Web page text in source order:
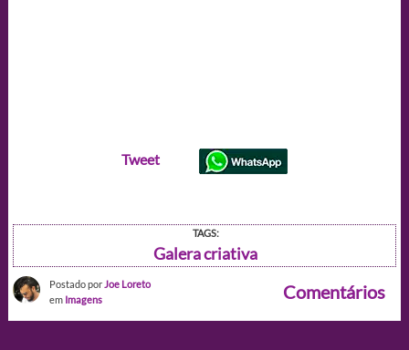
Tweet
TAGS:
Galera criativa
Postado por Joe Loreto
em Imagens Comentários